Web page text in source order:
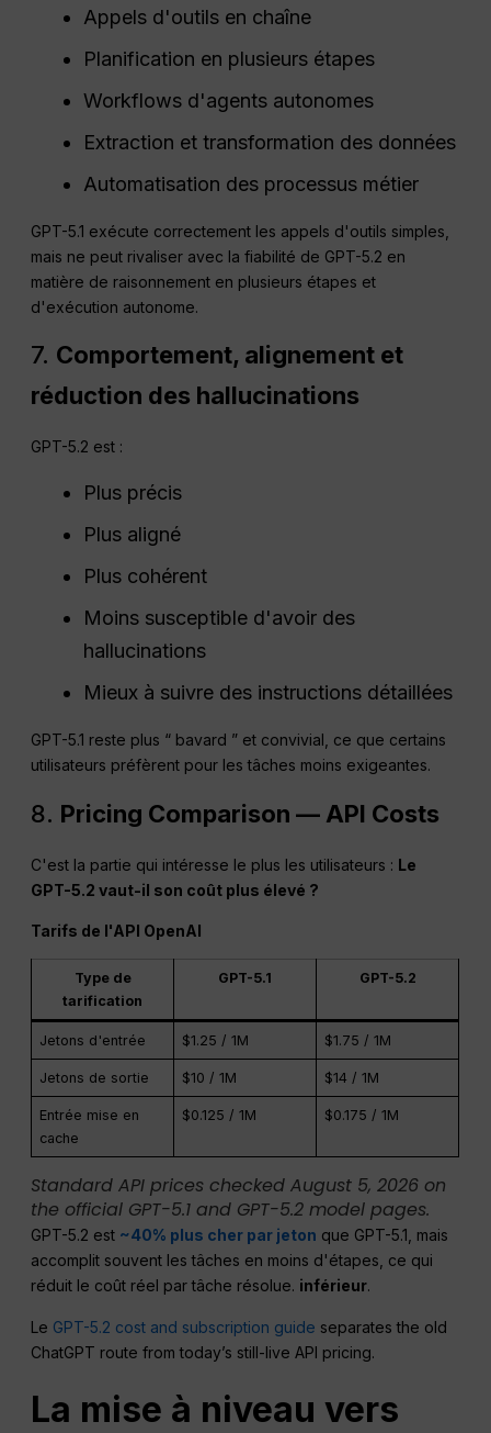
Appels d'outils en chaîne
Planification en plusieurs étapes
Workflows d'agents autonomes
Extraction et transformation des données
Automatisation des processus métier
GPT-5.1 exécute correctement les appels d'outils simples,
mais ne peut rivaliser avec la fiabilité de GPT-5.2 en
matière de raisonnement en plusieurs étapes et
d'exécution autonome.
7. Comportement, alignement et
réduction des hallucinations
GPT-5.2 est :
Plus précis
Plus aligné
Plus cohérent
Moins susceptible d'avoir des
hallucinations
Mieux à suivre des instructions détaillées
GPT-5.1 reste plus “ bavard ” et convivial, ce que certains
utilisateurs préfèrent pour les tâches moins exigeantes.
8. Pricing Comparison — API Costs
C'est la partie qui intéresse le plus les utilisateurs : Le
GPT-5.2 vaut-il son coût plus élevé ?
Tarifs de l'API OpenAI
Type de
tarification
GPT-5.1 GPT-5.2
Jetons d'entrée $1.25 / 1M $1.75 / 1M
Jetons de sortie $10 / 1M $14 / 1M
Entrée mise en
cache
$0.125 / 1M $0.175 / 1M
Standard API prices checked August 5, 2026 on
the official GPT-5.1 and GPT-5.2 model pages.
GPT-5.2 est ~40% plus cher par jeton que GPT-5.1, mais
accomplit souvent les tâches en moins d'étapes, ce qui
réduit le coût réel par tâche résolue. inférieur.
Le GPT-5.2 cost and subscription guide separates the old
ChatGPT route from today’s still-live API pricing.
La mise à niveau vers